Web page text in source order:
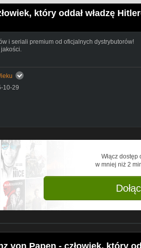
który oddał władzę
i seriali premium od oficjalnych dystrybutorów!
10-29
Włącz
w mniej niż 2
von Papen - człowiek, który